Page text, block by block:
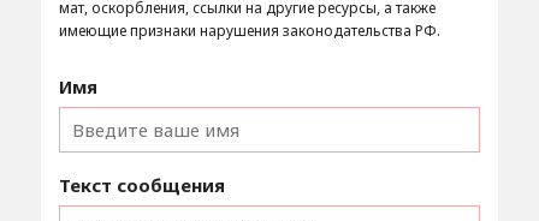
мат, оскорбления, ссылки на другие ресурсы, а также
имеющие признаки нарушения законодательства РФ.
Имя
Текст сообщения